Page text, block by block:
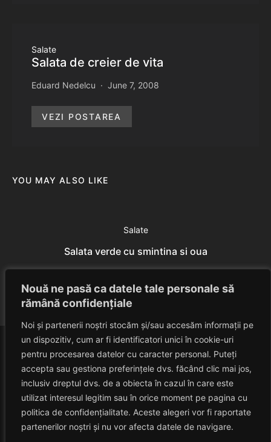
Nouă ne pasă ca datele tale personale să
rămână confidențiale
Noi și partenerii noștri stocăm și/sau accesăm informații pe
un dispozitiv, cum ar fi identificatori unici în cookie-uri
pentru procesarea datelor cu caracter personal. Puteți
accepta sau gestiona preferințele dvs. făcând clic mai jos,
inclusiv dreptul dvs. de a obiecta în cazul în care este
utilizat interesul legitim sau în orice moment pe pagina cu
politica de confidențialitate. Aceste alegeri vor fi raportate
partenerilor noștri și nu vor afecta datele de navigare.
Salate
Salata de creier de vita
Eduard Nedelcu June 7, 2008
VEZI POSTAREA
YOU MAY ALSO LIKE
Salate
Salata verde cu smintina si oua
Eduard Nedelcu July 7, 2014
HAVANACAFE